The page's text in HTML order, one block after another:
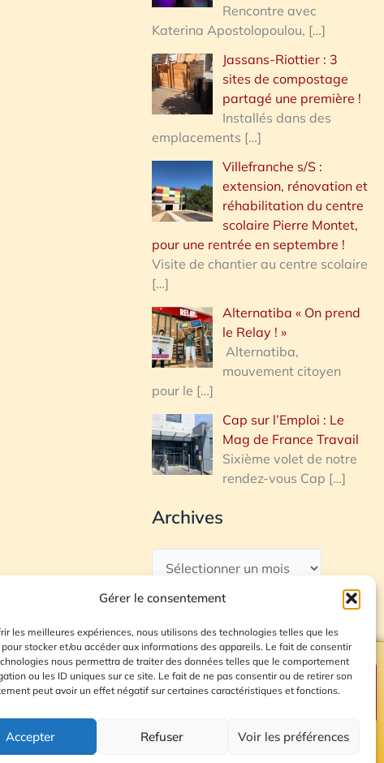
Gérer le consentement
les meilleures expériences, nous utilisons des technologies telles que les
stocker et/ou accéder aux informations des appareils. Le fait de consentir
nous permettra de traiter des données telles que le comportement
ou les ID uniques sur ce site. Le fait de ne pas consentir ou de retirer son
peut avoir un effet négatif sur certaines caractéristiques et fonctions.
Accepter Refuser Voir les préférences
Rencontre avec
Katerina Apostolopoulou, […]
Jassans-Riottier : 3
sites de compostage
partagé une première !
Installés dans des
emplacements […]
Villefranche s/S :
extension, rénovation et
réhabilitation du centre
scolaire Pierre Montet,
pour une rentrée en septembre !
Visite de chantier au centre scolaire
[…]
Alternatiba « On prend
le Relay ! »
Alternatiba,
mouvement citoyen
pour le […]
Cap sur l’Emploi : Le
Mag de France Travail
Sixième volet de notre
rendez-vous Cap […]
Archives
Plan du site